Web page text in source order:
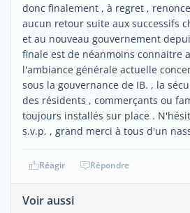
donc finalement , à regret ,
aucun retour suite aux successifs
et au nouveau gouvernement
finale est de néanmoins connaitre
l'ambiance générale actuelle
sous la gouvernance de IB. , la
des résidents , commerçants ou
toujours installés sur place .
s.v.p. , grand merci à tous d'un
Réagir Répondre
Voir aussi